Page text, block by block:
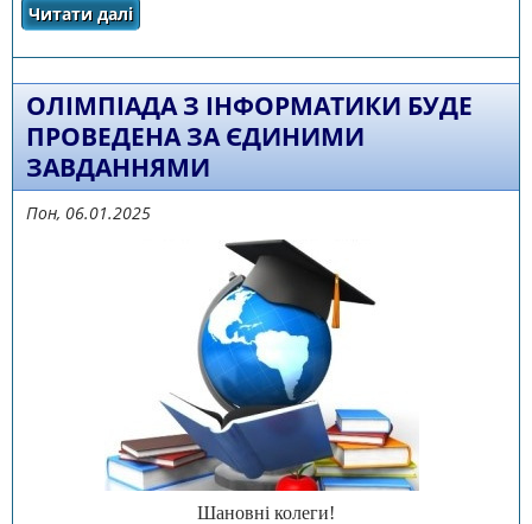
Читати далі
Черкаської області в III етапі Всеукраїнської
навчальному році
ОЛІМПІАДА З ІНФОРМАТИКИ БУДЕ
ПРОВЕДЕНА ЗА ЄДИНИМИ
ЗАВДАННЯМИ
Пон, 06.01.2025
Шановні колеги!